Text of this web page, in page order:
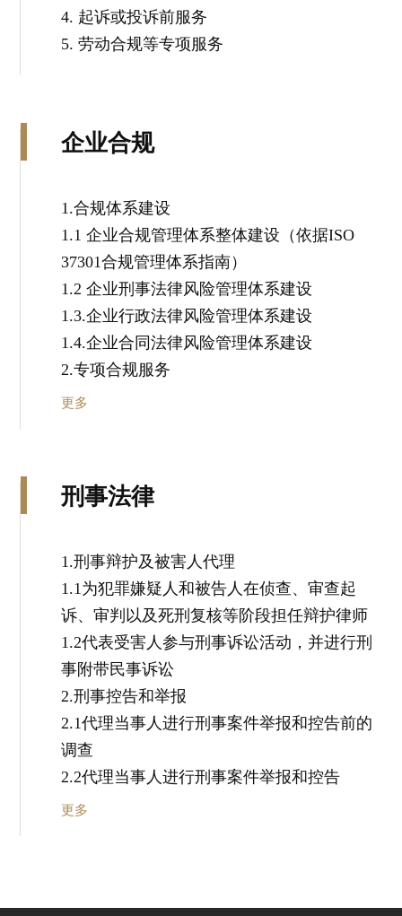
4. 起诉或投诉前服务
5. 劳动合规等专项服务
企业合规
1.合规体系建设
1.1 企业合规管理体系整体建设（依据ISO
37301合规管理体系指南）
1.2 企业刑事法律风险管理体系建设
1.3.企业行政法律风险管理体系建设
1.4.企业合同法律风险管理体系建设
2.专项合规服务
更多
刑事法律
1.刑事辩护及被害人代理
1.1为犯罪嫌疑人和被告人在侦查、审查起
诉、审判以及死刑复核等阶段担任辩护律师
1.2代表受害人参与刑事诉讼活动，并进行刑
事附带民事诉讼
2.刑事控告和举报
2.1代理当事人进行刑事案件举报和控告前的
调查
2.2代理当事人进行刑事案件举报和控告
更多